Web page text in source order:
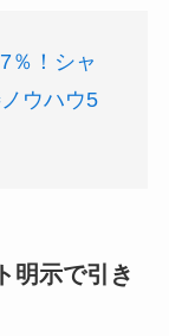
％！シャ
ウハウ5
明示で引き